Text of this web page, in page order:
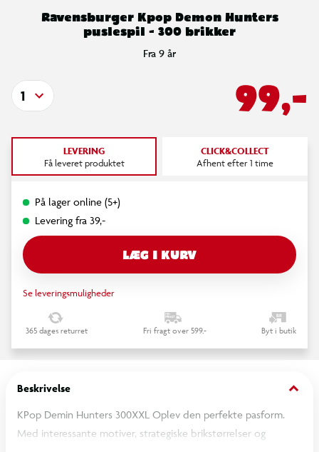
Ravensburger Kpop Demon Hunters
puslespil - 300 brikker
Fra 9 år
99,-
1
LEVERING
Få leveret produktet
CLICK&COLLECT
Afhent efter 1 time
På lager online (5+)
Levering fra 39,-
LÆG I KURV
Se leveringsmuligheder
365 dages returret Fri fragt over 599,- Byt i butik
Beskrivelse keyboard_arrow_down
KPop Demin Hunters 300XXL Oplev den perfekte pasform.
Med interessante motiver, strategiske brikstørrelser og